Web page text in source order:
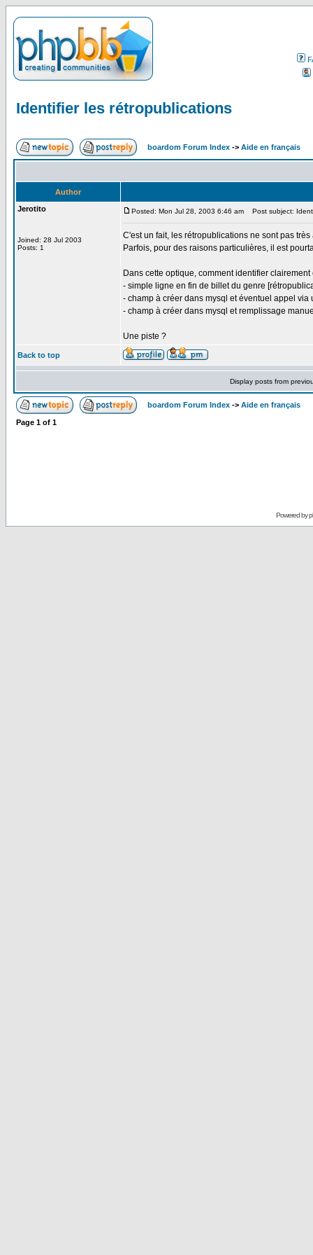
Identifier les rétropublications
boardom Forum Index -> Aide en français
Author
Jerotito
Joined: 28 Jul 2003
Posts: 1
Posted: Mon Jul 28, 2003 6:46 am Post subject:
C'est un fait, les rétropublications ne sont pas
Parfois, pour des raisons particulières, il est
Dans cette optique, comment identifier
- simple ligne en fin de billet du genre
- champ à créer dans mysql et éventuel appel via
- champ à créer dans mysql et remplissage
Une piste ?
Back to top
Display posts from
boardom Forum Index -> Aide en français
Page 1 of 1
Powered by